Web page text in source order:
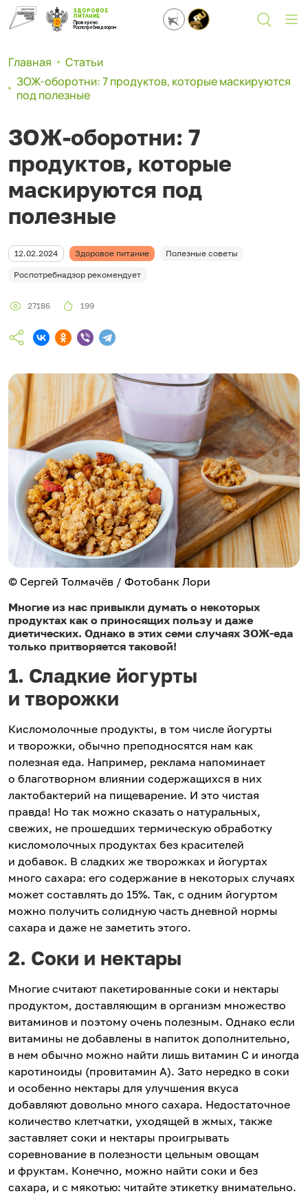
ЗДОРОВОЕ
ПИТАНИЕ
Проверено
Роспотребнадзором
Главная
Статьи
ЗОЖ-оборотни: 7 продуктов, которые маскируются
под полезные
ЗОЖ-оборотни: 7
продуктов, которые
маскируются под
полезные
12.02.2024 Здоровое питание Полезные советы
Роспотребнадзор рекомендует
27186 199
© Сергей Толмачёв / Фотобанк Лори
Многие из нас привыкли думать о некоторых
продуктах как о приносящих пользу и даже
диетических. Однако в этих семи случаях ЗОЖ-еда
только притворяется таковой!
1. Сладкие йогурты
и творожки
Кисломолочные продукты, в том числе йогурты
и творожки, обычно преподносятся нам как
полезная еда. Например, реклама напоминает
о благотворном влиянии содержащихся в них
лактобактерий на пищеварение. И это чистая
правда! Но так можно сказать о натуральных,
свежих, не прошедших термическую обработку
кисломолочных продуктах без красителей
и добавок. В сладких же творожках и йогуртах
много сахара: его содержание в некоторых случаях
может составлять до 15%. Так, с одним йогуртом
можно получить солидную часть дневной нормы
сахара и даже не заметить этого.
2. Соки и нектары
Многие считают пакетированные соки и нектары
продуктом, доставляющим в организм множество
витаминов и поэтому очень полезным. Однако если
витамины не добавлены в напиток дополнительно,
в нем обычно можно найти лишь витамин С и иногда
каротиноиды (провитамин А). Зато нередко в соки
и особенно нектары для улучшения вкуса
добавляют довольно много сахара. Недостаточное
количество клетчатки, уходящей в жмых, также
заставляет соки и нектары проигрывать
соревнование в полезности цельным овощам
и фруктам. Конечно, можно найти соки и без
сахара, и с мякотью: читайте этикетку внимательно.